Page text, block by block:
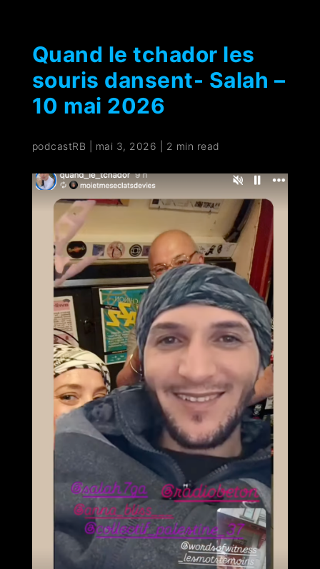
Quand le tchador les
souris dansent- Salah –
10 mai 2026
podcastRB mai 3, 2026 2 min read